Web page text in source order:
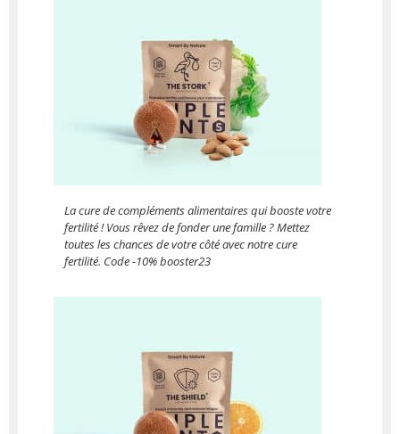
La cure de compléments alimentaires qui booste votre
fertilité ! Vous rêvez de fonder une famille ? Mettez
toutes les chances de votre côté avec notre cure
fertilité. Code -10% booster23